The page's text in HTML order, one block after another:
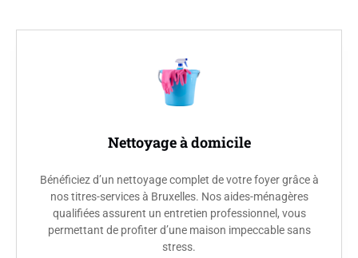
Nettoyage à domicile
Bénéficiez d’un nettoyage complet de votre foyer grâce à
nos titres-services à Bruxelles. Nos aides-ménagères
qualifiées assurent un entretien professionnel, vous
permettant de profiter d’une maison impeccable sans
stress.